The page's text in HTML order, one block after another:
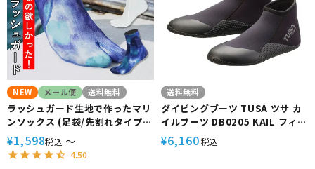
NEW メール便 送料無料
ラッシュガード生地で作ったマリ
ンソックス (足袋/先割れタイプ)
シュノーケリングソックス, ダイ
ビングソックス, フィンソックス,
インナー【Rash TABI Sox】
¥1,598税込 〜
4.50
送料無料
ダイビングブーツ TUSA ツサ カ
イルブーツ DB0205 KAIL フィン
スキンダイビング マリンシュー
ズ 軽器材
¥6,160税込